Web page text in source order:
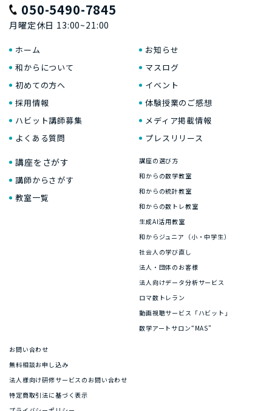
050-5490-7845
月曜定休日 13:00~21:00
ホーム
和からについて
初めての方へ
採用情報
ハビット講師募集
よくある質問
お知らせ
マスログ
イベント
体験授業のご感想
メディア掲載情報
プレスリリース
講座をさがす
講師からさがす
教室一覧
講座の選び方
和からの数学教室
和からの統計教室
和からの数トレ教室
生成AI活用教室
和からジュニア（小・中学生）
社会人の学び直し
法人・団体のお客様
法人向けデータ分析サービス
ロマ数トレラン
動画視聴サービス「ハビット」
数学アートサロン“MAS”
お問い合わせ
無料相談お申し込み
法人様向け研修サービスのお問い合わせ
特定商取引法に基づく表示